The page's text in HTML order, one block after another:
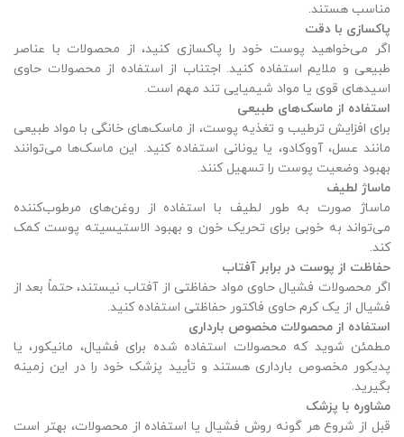
مناسب هستند.
پاکسازی با دقت
اگر می‌خواهید پوست خود را پاکسازی کنید، از محصولات با عناصر
طبیعی و ملایم استفاده کنید. اجتناب از استفاده از محصولات حاوی
اسیدهای قوی یا مواد شیمیایی تند مهم است.
استفاده از ماسک‌های طبیعی
برای افزایش ترطیب و تغذیه پوست، از ماسک‌های خانگی با مواد طبیعی
مانند عسل، آووکادو، یا یونانی استفاده کنید. این ماسک‌ها می‌توانند
بهبود وضعیت پوست را تسهیل کنند.
ماساژ لطیف
ماساژ صورت به طور لطیف با استفاده از روغن‌های مرطوب‌کننده
می‌تواند به خوبی برای تحریک خون و بهبود الاستیسیته پوست کمک
کند.
حفاظت از پوست در برابر آفتاب
اگر محصولات فشیال حاوی مواد حفاظتی از آفتاب نیستند، حتماً بعد از
فشیال از یک کرم حاوی فاکتور حفاظتی استفاده کنید.
استفاده از محصولات مخصوص بارداری
مطمئن شوید که محصولات استفاده شده برای فشیال، مانیکور، یا
پدیکور مخصوص بارداری هستند و تأیید پزشک خود را در این زمینه
بگیرید.
مشاوره با پزشک
قبل از شروع هر گونه روش فشیال یا استفاده از محصولات، بهتر است